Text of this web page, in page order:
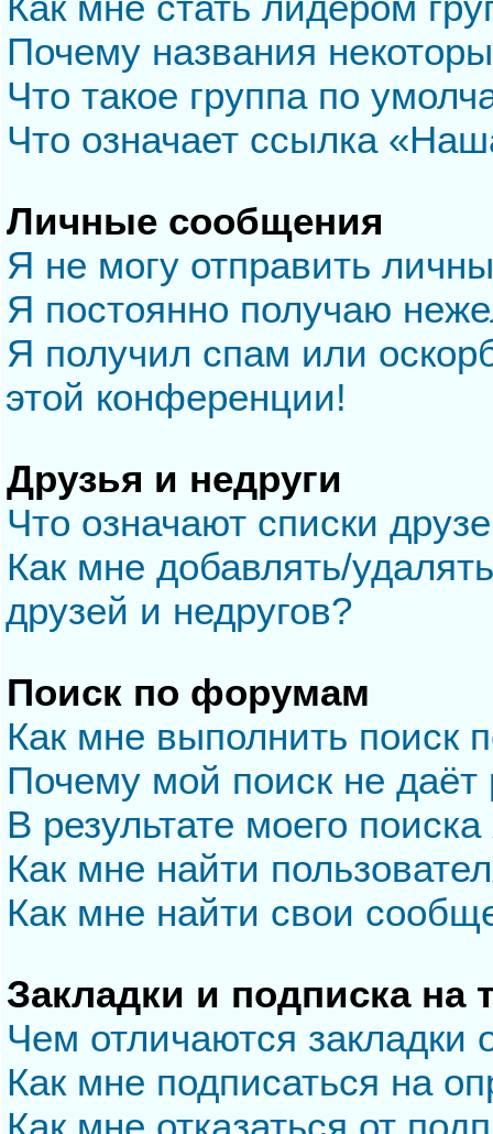
Почему названия
Что такое группа по
Что означает ссылка
Личные сообщения
Я не могу отправить
Я постоянно получаю
Я получил спам или
этой конференции!
Друзья и недруги
Что означают списки
Как мне добавлять/
друзей и недругов?
Поиск по форумам
Как мне выполнить
Почему мой поиск не даёт
В результате моего
Как мне найти
Как мне найти свои
Закладки и подписка на
Чем отличаются закладки
Как мне подписаться на